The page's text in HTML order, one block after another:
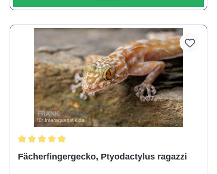
Fächerfingergecko, Ptyodactylus ragazzi